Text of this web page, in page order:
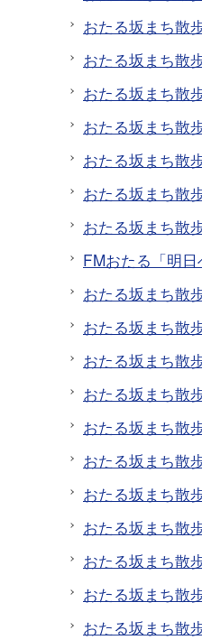
おたる坂まち散
おたる坂まち散
おたる坂まち散
おたる坂まち散
おたる坂まち散
おたる坂まち散
おたる坂まち散
FMおたる「明
おたる坂まち散
おたる坂まち散
おたる坂まち
おたる坂まち
おたる坂まち散
おたる坂まち散
おたる坂まち散
おたる坂まち散
おたる坂まち散
おたる坂まち散
おたる坂まち散